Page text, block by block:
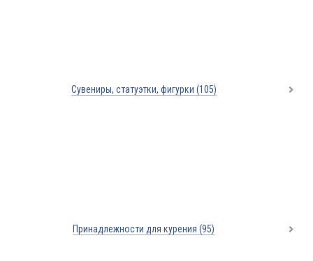
Сувениры, статуэтки, фигурки (105)
Принадлежности для курения (95)